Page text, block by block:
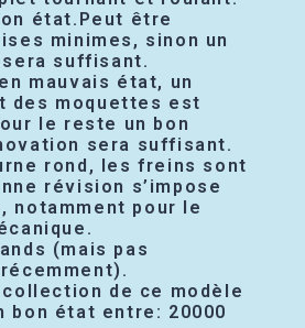
état.Peut être
minimes, sinon un
suffisant.
mauvais état, un
des moquettes est
le reste un bon
sera suffisant.
rond, les freins sont
révision s’impose
notamment pour le
(mais pas
de ce modèle
bon état entre: 20000